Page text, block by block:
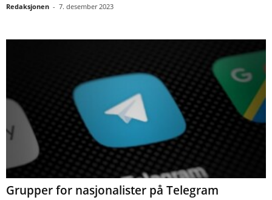
Redaksjonen - 7. desember 2023
Grupper for nasjonalister på Telegram